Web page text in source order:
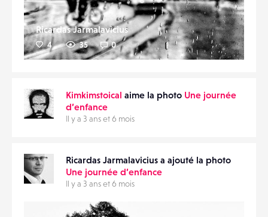
Ricardas Jarmalavicius
4 35 0
Kimkimstoical aime la photo Une journée
d’enfance
Il y a 3 ans et 6 mois
Ricardas Jarmalavicius a ajouté la photo
Une journée d’enfance
Il y a 3 ans et 6 mois